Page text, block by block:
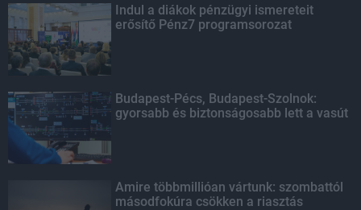
Indul a diákok pénzügyi ismereteit
erősítő Pénz7 programsorozat
Budapest-Pécs, Budapest-Szolnok:
gyorsabb és biztonságosabb lett a vasút
Amire többmillióan vártunk: szombattól
másodfokúra csökken a riasztás